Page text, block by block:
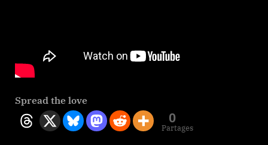
Spread the love
0
Partages